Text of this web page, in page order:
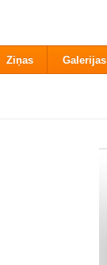
Ziņas Galerijas